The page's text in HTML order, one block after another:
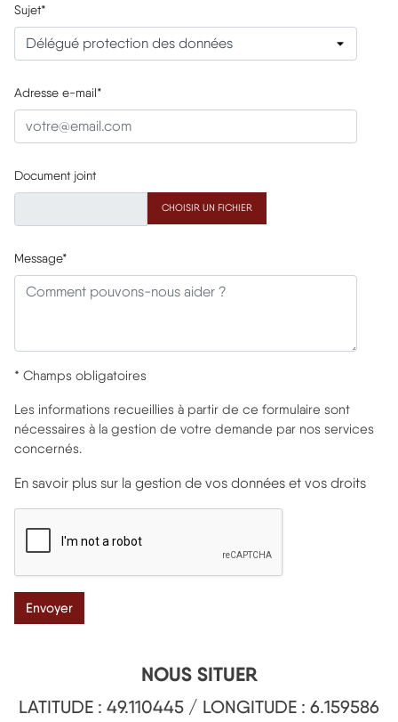
Sujet*
Adresse e-mail*
Document joint
CHOISIR UN FICHIER
Message*
* Champs obligatoires
Les informations recueillies à partir de ce formulaire sont
nécessaires à la gestion de votre demande par nos services
concernés.
En savoir plus sur la gestion de vos données et vos droits
NOUS SITUER
LATITUDE : 49.110445 / LONGITUDE : 6.159586